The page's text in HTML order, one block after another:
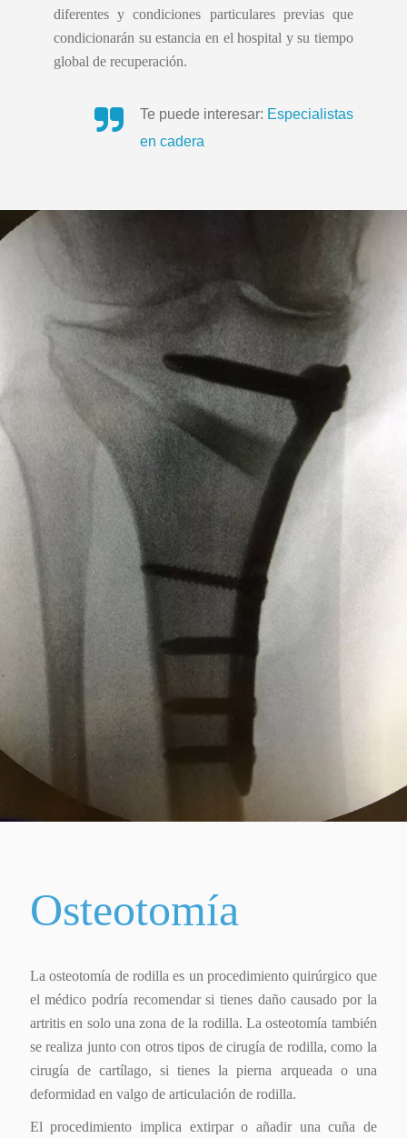
diferentes y condiciones particulares previas que
condicionarán su estancia en el hospital y su tiempo
global de recuperación.
Te puede interesar: Especialistas
en cadera
Osteotomía
La osteotomía de rodilla es un procedimiento quirúrgico que
el médico podría recomendar si tienes daño causado por la
artritis en solo una zona de la rodilla. La osteotomía también
se realiza junto con otros tipos de cirugía de rodilla, como la
cirugía de cartílago, si tienes la pierna arqueada o una
deformidad en valgo de articulación de rodilla.
El procedimiento implica extirpar o añadir una cuña de